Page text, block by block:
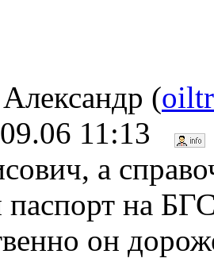
(
11:13
а
паспорт на
он